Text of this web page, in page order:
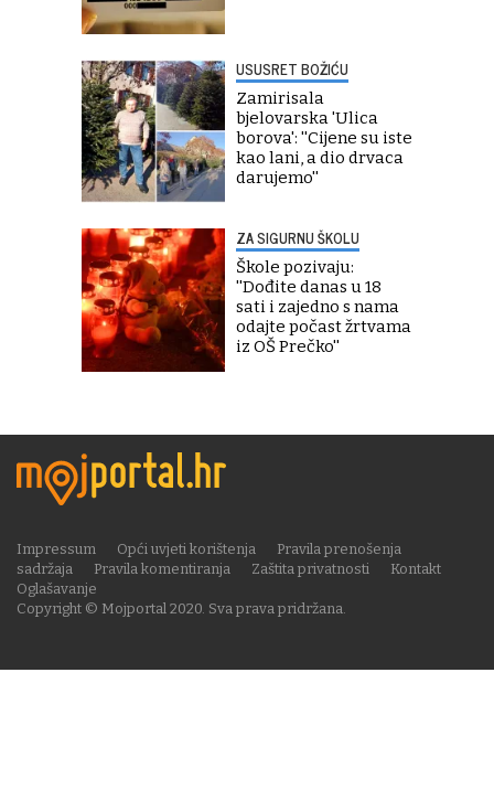
USUSRET BOŽIĆU
Zamirisala
bjelovarska 'Ulica
borova': ''Cijene su iste
kao lani, a dio drvaca
darujemo''
ZA SIGURNU ŠKOLU
Škole pozivaju:
''Dođite danas u 18
sati i zajedno s nama
odajte počast žrtvama
iz OŠ Prečko''
Copyright © Mojportal 2020. Sva prava pridržana.
Impressum Opći uvjeti korištenja
Pravila prenošenja
sadržaja
Pravila komentiranja Zaštita privatnosti
Kontakt
Oglašavanje